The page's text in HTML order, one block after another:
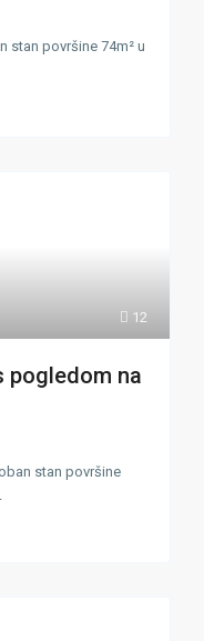
stan površine 74m² u
12
pogledom na
stan površine